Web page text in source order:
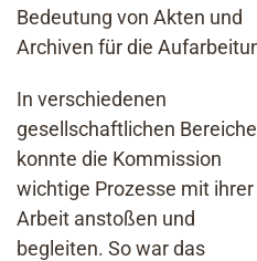
Bedeutung von Akten und
Archiven für die
In verschiedenen
gesellschaftlichen
konnte die Kommission
wichtige Prozesse mit ihrer
Arbeit anstoßen und
begleiten. So war das